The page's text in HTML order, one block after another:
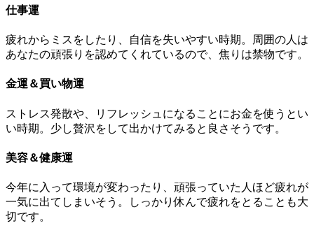
仕事運
疲れからミスをしたり、自信を失いやすい時期。周囲の人は
あなたの頑張りを認めてくれているので、焦りは禁物です。
金運＆買い物運
ストレス発散や、リフレッシュになることにお金を使うとい
い時期。少し贅沢をして出かけてみると良さそうです。
美容＆健康運
今年に入って環境が変わったり、頑張っていた人ほど疲れが
一気に出てしまいそう。しっかり休んで疲れをとることも大
切です。